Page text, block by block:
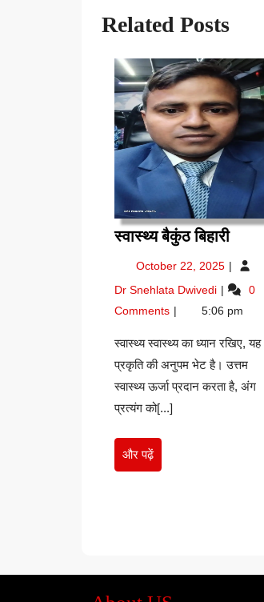
Related Posts
स्वास्थ्य बैकुंठ बिहारीस्वास्थ्य
बिहारी
October 22, 2025 October
2025
Dr Snehlata Dwivedi स्वास्थ्य
बिहारी
0
Comments
5:06 pm
स्वास्थ्य स्वास्थ्य का ध्यान रखिए, यह
प्रकृति की अनुपम भेट है। उत्तम
स्वास्थ्य ऊर्जा प्रदान करता है, अंग
प्रत्यंग को[...]
और पढ़ेंऔर
पढ़ें